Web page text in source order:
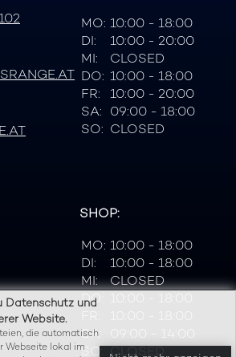
Datenschutz und
Website.
die automatisch
Webseite lokal im
MO: 10:00 - 18:00
DI:
10:00 - 20:00
MI:
CLOSED
DO: 10:00 - 18:00
FR:
10:00 - 20:00
SA: 09:00 - 18:00
SO: CLOSED
SHOP:
MO: 10:00 - 18:00
DI:
10:00 - 18:00
MI:
CLOSED
DO:
SA:
09:00 - 14:00
SO: CLOSED